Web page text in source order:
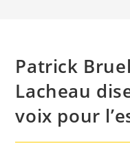
Patrick
Lacheau
voix pour